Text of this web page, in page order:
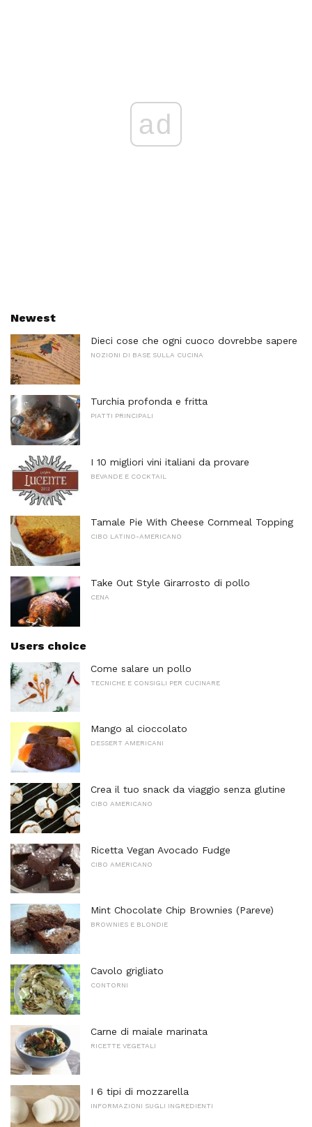
ad
Newest
Dieci cose che ogni cuoco dovrebbe sapere
NOZIONI DI BASE SULLA CUCINA
Turchia profonda e fritta
PIATTI PRINCIPALI
I 10 migliori vini italiani da provare
BEVANDE E COCKTAIL
Tamale Pie With Cheese Cornmeal Topping
CIBO LATINO-AMERICANO
Take Out Style Girarrosto di pollo
CENA
Users choice
Come salare un pollo
TECNICHE E CONSIGLI PER CUCINARE
Mango al cioccolato
DESSERT AMERICANI
Crea il tuo snack da viaggio senza glutine
CIBO AMERICANO
Ricetta Vegan Avocado Fudge
CIBO AMERICANO
Mint Chocolate Chip Brownies (Pareve)
BROWNIES E BLONDIE
Cavolo grigliato
CONTORNI
Carne di maiale marinata
RICETTE VEGETALI
I 6 tipi di mozzarella
INFORMAZIONI SUGLI INGREDIENTI